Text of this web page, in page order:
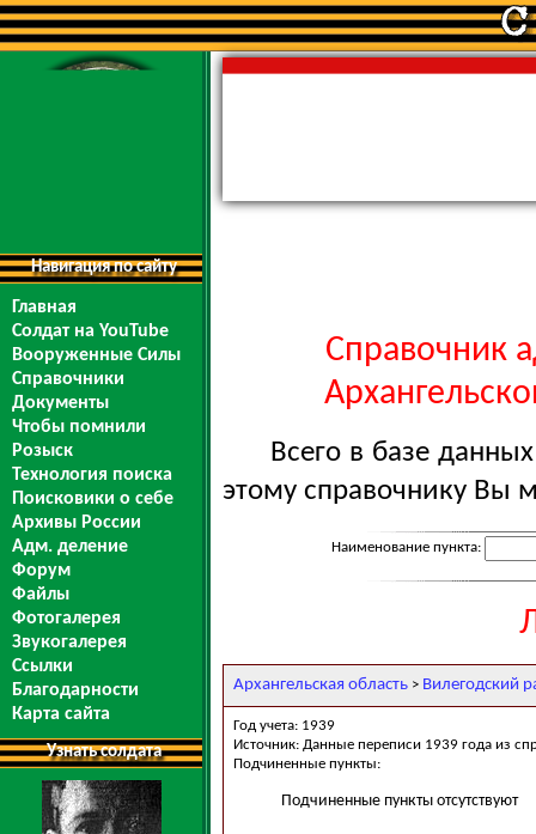
Навигация по сайту
Главная
Солдат на YouTube
Вооруженные Силы
Справочники
Документы
Чтобы помнили
Розыск
Технология поиска
Поисковики о себе
Архивы России
Адм. деление
Форум
Файлы
Фотогалерея
Звукогалерея
Ссылки
Благодарности
Карта сайта
Узнать солдата
Справочник
Всего в базе
этому справочнику Вы
Наименование пункта:
Архангельская область > Вилегодский
Год учета: 1939
Источник: Данные переписи 1939 года из
Подчиненные пункты:
Подчиненные пункты отсутствуют